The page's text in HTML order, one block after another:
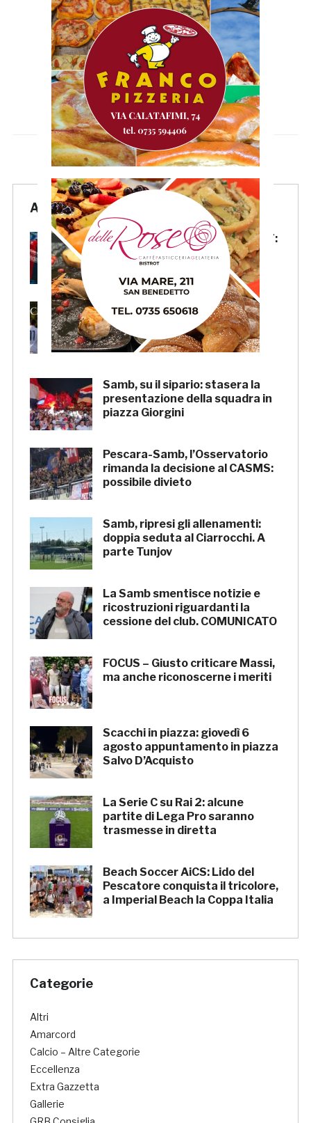
Articoli Recenti
Samb, la maglia Home 2026/27:
«Il sale sulla pelle, l’ardore negli
Primavera 4, il calendario della
Samb: Folgore Caratese
all’esordio, prima trasferta a
Forlì
Samb, su il sipario: stasera la
presentazione della squadra in
piazza Giorgini
Pescara-Samb, l’Osservatorio
rimanda la decisione al CASMS:
possibile divieto
Samb, ripresi gli allenamenti:
doppia seduta al Ciarrocchi. A
parte Tunjov
La Samb smentisce notizie e
ricostruzioni riguardanti la
cessione del club. COMUNICATO
FOCUS – Giusto criticare Massi,
ma anche riconoscerne i meriti
Scacchi in piazza: giovedì 6
agosto appuntamento in piazza
Salvo D’Acquisto
La Serie C su Rai 2: alcune
partite di Lega Pro saranno
trasmesse in diretta
Beach Soccer AiCS: Lido del
Pescatore conquista il tricolore,
a Imperial Beach la Coppa Italia
Categorie
Altri
Amarcord
Calcio – Altre Categorie
Eccellenza
Extra Gazzetta
Gallerie